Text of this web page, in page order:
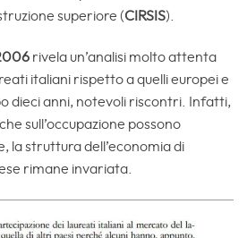
superiore (CIRSIS).
rivela un’analisi molto attenta
italiani rispetto a quelli europei e
dieci anni, notevoli riscontri. Infatti,
sull’occupazione possono
la struttura dell’economia di
rimane invariata.